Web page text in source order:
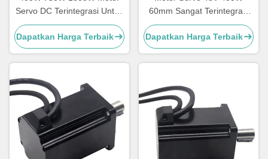
Servo DC Terintegrasi Untuk
Industri Robot
Dapatkan Harga Terbaik
60mm Sangat Terintegrasi
Untuk Robot
Dapatkan Harga Terbaik